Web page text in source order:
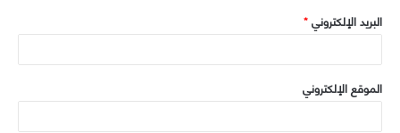
البريد الإلكتروني*
الموقع الإلكتروني